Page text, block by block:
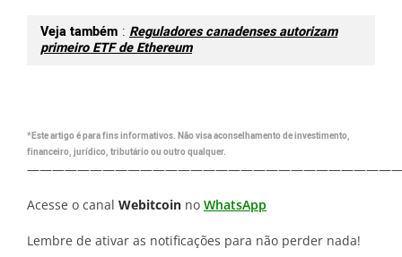
Veja também : Reguladores canadenses autorizam
primeiro ETF de Ethereum
*Este artigo é para fins informativos. Não visa aconselhamento de investimento,
financeiro, jurídico, tributário ou outro qualquer.
Acesse o canal Webitcoin no WhatsApp
Lembre de ativar as notificações para não perder nada!